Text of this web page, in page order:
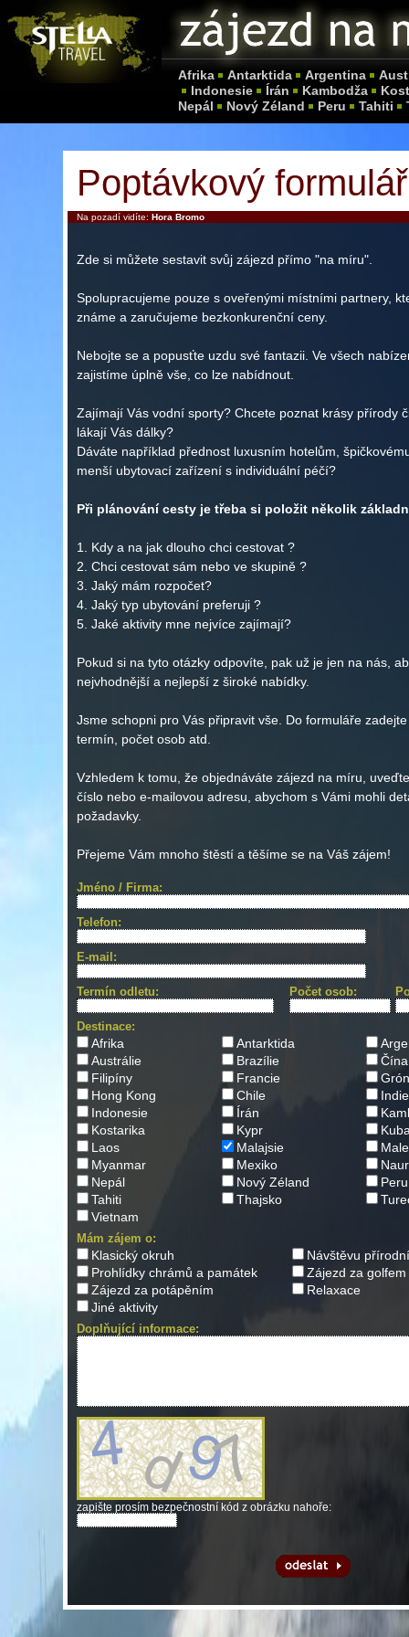
Afrika Antarktida Argentina
Indonesie
Írán Kambodža
Nepál
Nový Zéland Peru Tahiti
Poptávkový formulář
Na pozadí vidíte:Hora Bromo
Zde si můžete sestavit svůj zájezd přímo "na míru".
Spolupracujeme pouze s oveřenými místními partnery,
známe a zaručujeme bezkonkurenční ceny.
Nebojte se a popusťte uzdu své fantazii. Ve všech
zajistíme úplně vše, co lze nabídnout.
Zajímají Vás vodní sporty? Chcete poznat krásy přírody
lákají Vás dálky?
Dáváte například přednost luxusním hotelům,
menší ubytovací zařízení s individuální péčí?
Při plánování cesty je třeba si položit několik
1. Kdy a na jak dlouho chci cestovat ?
2. Chci cestovat sám nebo ve skupině ?
3. Jaký mám rozpočet?
4. Jaký typ ubytování preferuji ?
5. Jaké aktivity mne nejvíce zajímají?
Pokud si na tyto otázky odpovíte, pak už je jen na nás,
nejvhodnější a nejlepší z široké nabídky.
Jsme schopni pro Vás připravit vše. Do formuláře
termín, počet osob atd.
Vzhledem k tomu, že objednáváte zájezd na míru,
číslo nebo e-mailovou adresu, abychom s Vámi mohli
požadavky.
Přejeme Vám mnoho štěstí a těšíme se na Váš zájem!
Jméno / Firma:
Telefon:
E-mail:
Termín odletu: Počet osob:
Destinace:
Afrika Antarktida
Austrálie
Brazílie
Čína
Filipíny
Francie
Hong Kong
Chile
Indie
Indonesie
Írán
Kostarika
Kypr
Laos
Malajsie
Myanmar
Mexiko
Nepál
Nový Zéland
Peru
Tahiti
Thajsko
Vietnam
Mám zájem o:
Klasický okruh
Návštěvu
Prohlídky chrámů a památek
Zájezd za golfem
Zájezd za potápěním
Relaxace
Jiné aktivity
Doplňující informace:
zapište prosím bezpečnostní kód z obrázku nahoře: